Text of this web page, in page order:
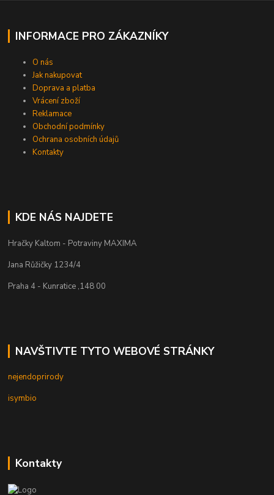
INFORMACE PRO ZÁKAZNÍKY
O nás
Jak nakupovat
Doprava a platba
Vrácení zboží
Reklamace
Obchodní podmínky
Ochrana osobních údajů
Kontakty
KDE NÁS NAJDETE
Hračky Kaltom - Potraviny MAXIMA
Jana Růžičky 1234/4
Praha 4 - Kunratice ,148 00
NAVŠTIVTE TYTO WEBOVÉ STRÁNKY
nejendoprirody
isymbio
Kontakty